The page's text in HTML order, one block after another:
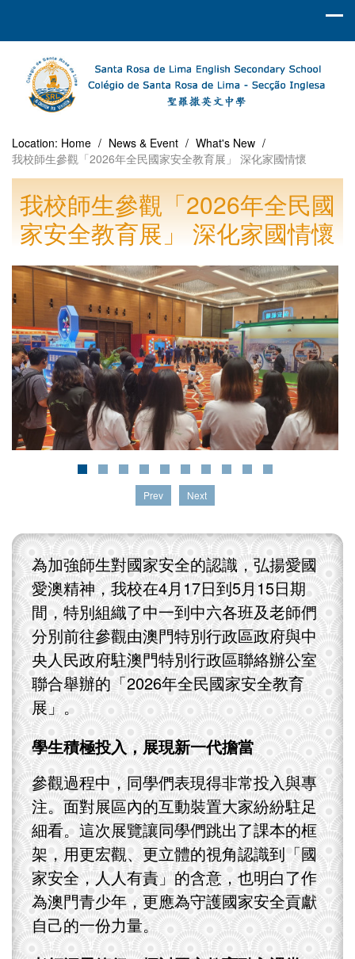
Location: Home / News & Event / What's New /
我校師生參觀「2026年全民國家安全教育展」 深化家國情懷
我校師生參觀「2026年全民國
家安全教育展」 深化家國情懷
Prev Next
為加強師生對國家安全的認識，弘揚愛國
愛澳精神，我校在4月17日到5月15日期
間，特別組織了中一到中六各班及老師們
分別前往參觀由澳門特別行政區政府與中
央人民政府駐澳門特別行政區聯絡辦公室
聯合舉辦的「2026年全民國家安全教育
展」。
學生積極投入，展現新一代擔當
參觀過程中，同學們表現得非常投入與專
注。面對展區內的互動裝置大家紛紛駐足
細看。這次展覽讓同學們跳出了課本的框
架，用更宏觀、更立體的視角認識到「國
家安全，人人有責」的含意，也明白了作
為澳門青少年，更應為守護國家安全貢獻
自己的一份力量。